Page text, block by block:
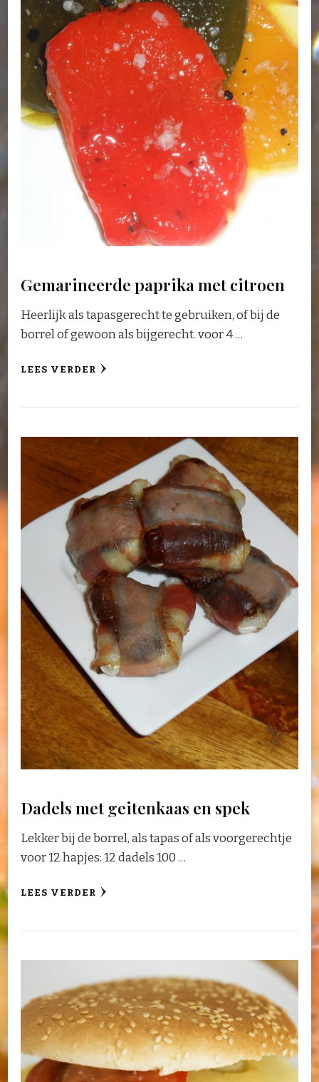
Gemarineerde paprika met citroen
Heerlijk als tapasgerecht te gebruiken, of bij de
borrel of gewoon als bijgerecht. voor 4 …
LEES VERDER
Dadels met geitenkaas en spek
Lekker bij de borrel, als tapas of als voorgerechtje
voor 12 hapjes: 12 dadels 100 …
LEES VERDER